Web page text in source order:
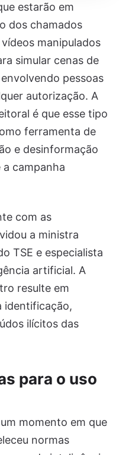
estarão em
dos chamados
manipulados
simular cenas de
pessoas
autorização. A
é que esse tipo
ferramenta de
e desinformação
campanha
com as
a ministra
TSE e especialista
artificial. A
resulte em
identificação,
ilícitos das
para o uso
momento em que
normas